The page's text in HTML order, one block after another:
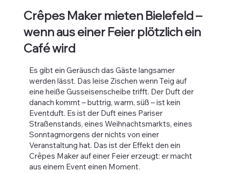
Crêpes Maker mieten Bielefeld –
wenn aus einer Feier plötzlich ein
Café wird
Es gibt ein Geräusch das Gäste langsamer
werden lässt. Das leise Zischen wenn Teig auf
eine heiße Gusseisenscheibe trifft. Der Duft der
danach kommt – buttrig, warm, süß – ist kein
Eventduft. Es ist der Duft eines Pariser
Straßenstands, eines Weihnachtsmarkts, eines
Sonntagmorgens der nichts von einer
Veranstaltung hat. Das ist der Effekt den ein
Crêpes Maker auf einer Feier erzeugt: er macht
aus einem Event einen Moment.